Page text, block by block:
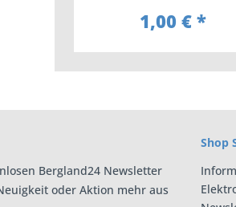
1,00 € *
Bergland24 Newsletter
oder Aktion mehr aus
Shop